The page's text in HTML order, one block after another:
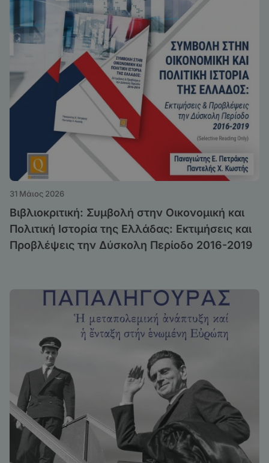
31 Μάιος 2026
Βιβλιοκριτική: Συμβολή στην Οικονομική και
Πολιτική Ιστορία της Ελλάδας: Εκτιμήσεις και
Προβλέψεις την Δύσκολη Περίοδο 2016-2019